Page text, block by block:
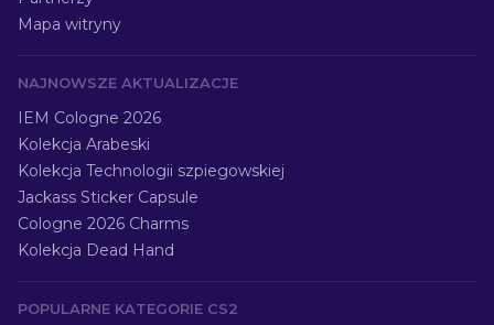
Mapa witryny
NAJNOWSZE AKTUALIZACJE
IEM Cologne 2026
Kolekcja Arabeski
Kolekcja Technologii szpiegowskiej
Jackass Sticker Capsule
Cologne 2026 Charms
Kolekcja Dead Hand
POPULARNE KATEGORIE CS2